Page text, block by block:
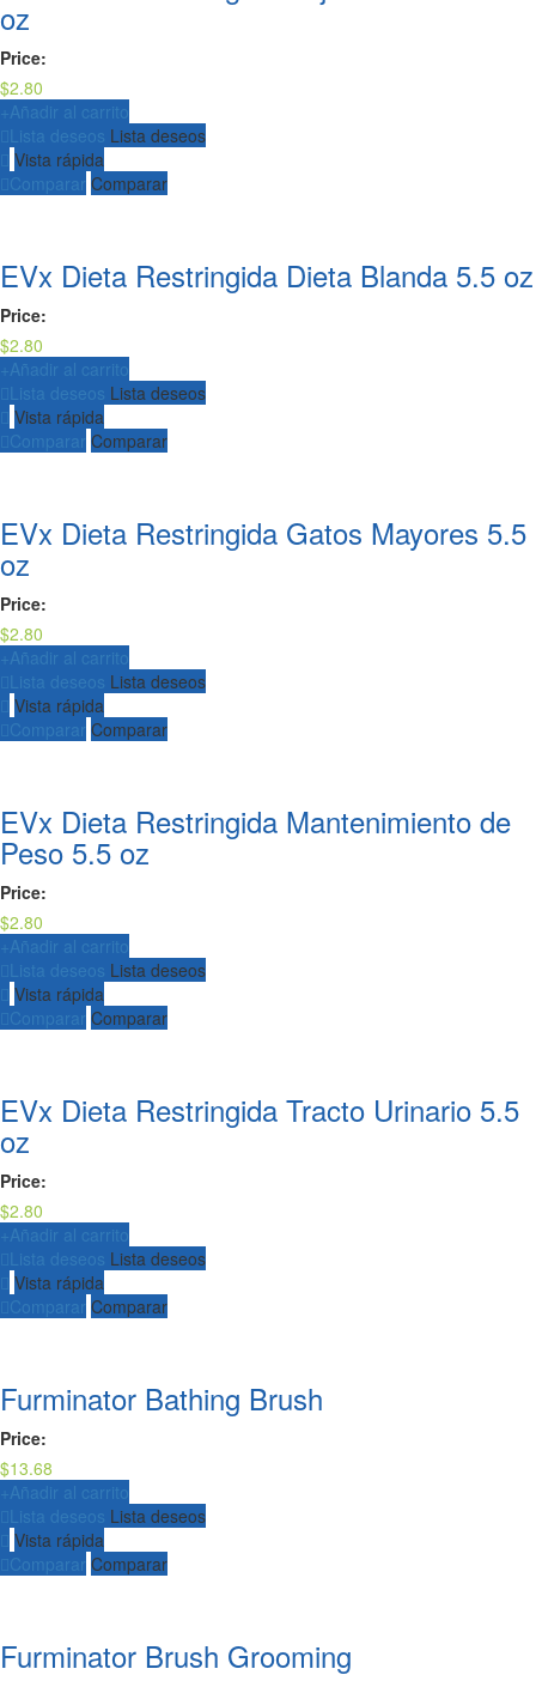
oz
Price:
$2.80
+ Añadir al carrito
Lista deseos Lista deseos
Vista rápida
Comparar Comparar
EVx Dieta Restringida Dieta Blanda 5.5 oz
Price:
$2.80
+ Añadir al carrito
Lista deseos Lista deseos
Vista rápida
Comparar Comparar
EVx Dieta Restringida Gatos Mayores 5.5
oz
Price:
$2.80
+ Añadir al carrito
Lista deseos Lista deseos
Vista rápida
Comparar Comparar
EVx Dieta Restringida Mantenimiento de
Peso 5.5 oz
Price:
$2.80
+ Añadir al carrito
Lista deseos Lista deseos
Vista rápida
Comparar Comparar
EVx Dieta Restringida Tracto Urinario 5.5
oz
Price:
$2.80
+ Añadir al carrito
Lista deseos Lista deseos
Vista rápida
Comparar Comparar
Furminator Bathing Brush
Price:
$13.68
+ Añadir al carrito
Lista deseos Lista deseos
Vista rápida
Comparar Comparar
Furminator Brush Grooming